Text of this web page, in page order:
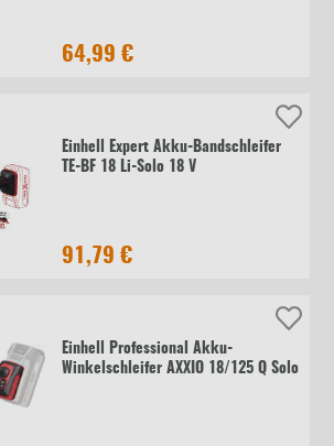
64,99 €
Einhell Expert Akku-Bandschleifer
TE-BF 18 Li-Solo 18 V
91,79 €
Einhell Professional Akku-
Winkelschleifer AXXIO 18/125 Q Solo